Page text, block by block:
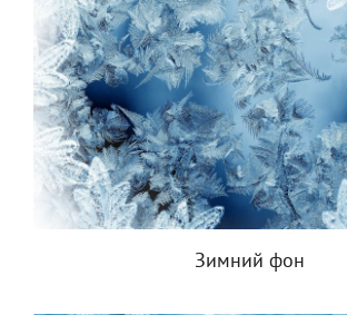
Зимний фон